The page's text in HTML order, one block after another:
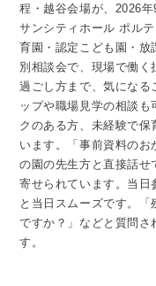
程・越谷会場が、2026
サンシティホール ポル
育園・認定こども園・放
別相談会で、現場で働
過ごし方まで、気になる
ップや職場見学の相談
クのある方、未経験で保
います。「事前資料の
の園の先生方と直接話せ
寄せられています。当日
と当日スムーズです。
ですか？」などと質問さ
す。